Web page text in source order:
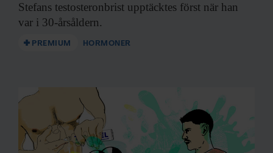
Stefans testosteronbrist upptäcktes först när han
var i 30-årsåldern.
PREMIUM HORMONER